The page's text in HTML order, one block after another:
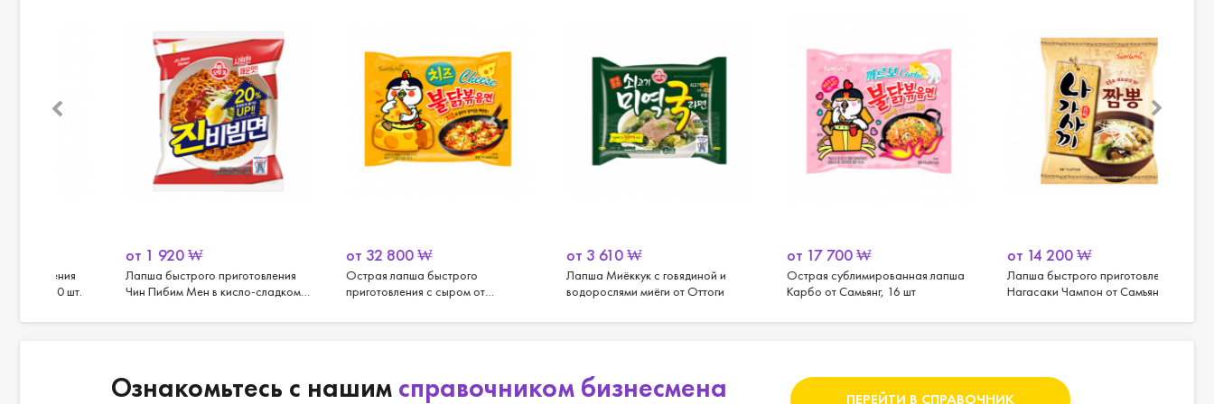
Условия хранения:
Хранить в сухом темном месте при температуре от
15 до +25 градусов.
1 920₩
Лапша быстрого приготовления
Чин Пибим Мен в кисло-сладком
32 800 ₩
Острая лапша быстрого
приготовления с сыром от
3 610₩
Лапша Миёккук с говядиной и
водорослями миёги от Оттоги
17 700 ₩
Острая сублимированная лапша
Карбо от Самьянг, 16 шт
14 200 ₩
Лапша быстрого приготовления
Нагасаки Чампон от Самъянг, 20
Ознакомьтесь с нашим справочником бизнесмена ПЕРЕЙТИ В СПРАВОЧНИК